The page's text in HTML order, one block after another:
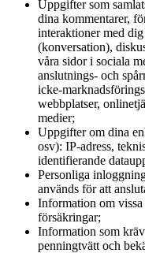
Uppgifter som
dina kommentarer,
interaktioner med
(konversation),
våra sidor i sociala
anslutnings- och
icke-
webbplatser,
medier;
Uppgifter om dina
osv): IP-adress,
identifierande
Personliga
används för att
Information om
försäkringar;
Information som
penningtvätt och